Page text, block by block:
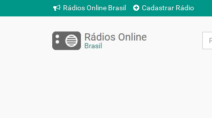
Rádios Online Brasil Cadastrar Rádio